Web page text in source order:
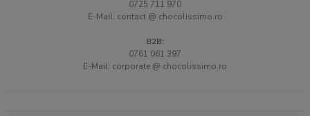
0725 711 970
E-Mail: contact @ chocolissimo.ro
B2B:
0761 061 397
E-Mail: corporate @ chocolissimo.ro